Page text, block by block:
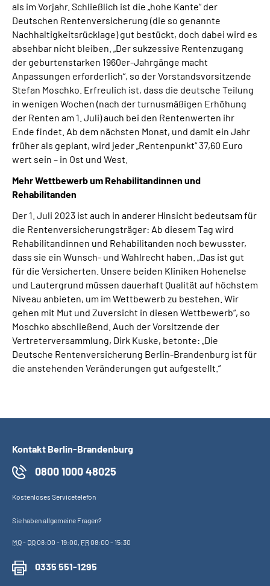
als im Vorjahr. Schließlich ist die „hohe Kante“ der
Deutschen Rentenversicherung (die so genannte
Nachhaltigkeitsrücklage) gut bestückt, doch dabei wird es
absehbar nicht bleiben. „Der sukzessive Rentenzugang
der geburtenstarken 1960er-Jahrgänge macht
Anpassungen erforderlich“, so der Vorstandsvorsitzende
Stefan Moschko. Erfreulich ist, dass die deutsche Teilung
in wenigen Wochen (nach der turnusmäßigen Erhöhung
der Renten am 1. Juli) auch bei den Rentenwerten ihr
Ende findet. Ab dem nächsten Monat, und damit ein Jahr
früher als geplant, wird jeder „Rentenpunkt“ 37,60 Euro
wert sein – in Ost und West.
Mehr Wettbewerb um Rehabilitandinnen und
Rehabilitanden
Der 1. Juli 2023 ist auch in anderer Hinsicht bedeutsam für
die Rentenversicherungsträger: Ab diesem Tag wird
Rehabilitandinnen und Rehabilitanden noch bewusster,
dass sie ein Wunsch- und Wahlrecht haben. „Das ist gut
für die Versicherten. Unsere beiden Kliniken Hohenelse
und Lautergrund müssen dauerhaft Qualität auf höchstem
Niveau anbieten, um im Wettbewerb zu bestehen. Wir
gehen mit Mut und Zuversicht in diesen Wettbewerb“, so
Moschko abschließend. Auch der Vorsitzende der
Vertreterversammlung, Dirk Kuske, betonte: „Die
Deutsche Rentenversicherung Berlin-Brandenburg ist für
die anstehenden Veränderungen gut aufgestellt.“
Kontakt Berlin-Brandenburg
0800 1000 48025
Kostenloses Servicetelefon
Sie haben allgemeine Fragen?
MO- DO08:00 - 19:00, FR08:00 - 15:30
0335 551-1295